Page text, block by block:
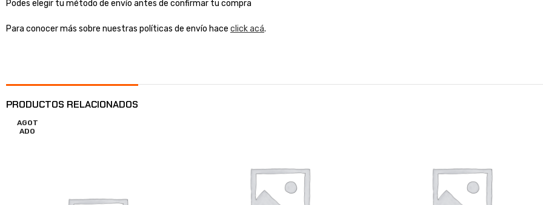
Podes elegir tu método de envío antes de confirmar tu compra
Para conocer más sobre nuestras políticas de envío hace click acá.
PRODUCTOS RELACIONADOS
AGOT
ADO